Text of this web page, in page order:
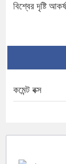
বিশ্বের দৃষ্টি
কমেন্ট বক্স